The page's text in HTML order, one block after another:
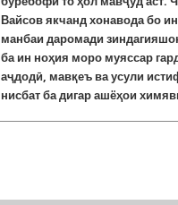
Вайсов якчанд хонавода бо
манбаи даромади
ба ин ноҳия моро муяссар
аҷдодӣ, мавқеъ ва усули
нисбат ба дигар ашёҳои